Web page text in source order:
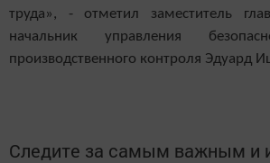
труда», - отметил заместитель
начальник управления
производственного контроля Эдуард
Следите за самым важным и